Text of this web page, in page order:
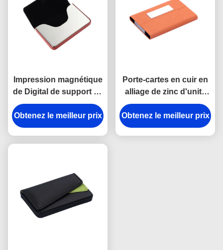
Impression magnétique
de Digital de support de
carte de visite
professionnelle de
visite en aluminium
Obtenez le meilleur prix
Porte-cartes en cuir en
alliage de zinc d'unité
centrale de fermeture
magnétique de porte-
cartes de carte
Obtenez le meilleur prix